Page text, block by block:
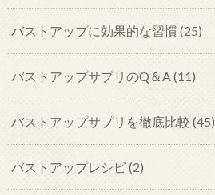
バストアップに効果的な習慣(25)
バストアップサプリのQ＆A(11)
バストアップサプリを徹底比較 (45)
バストアップレシピ(2)